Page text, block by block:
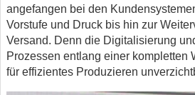
angefangen bei den
Vorstufe und Druck bis hin zur
Versand. Denn die Digitalisierung
Prozessen entlang einer kompletten
für effizientes Produzieren